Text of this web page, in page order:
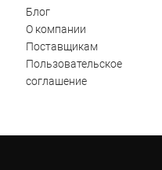
Блог
О компании
Поставщикам
Пользовательское
соглашение